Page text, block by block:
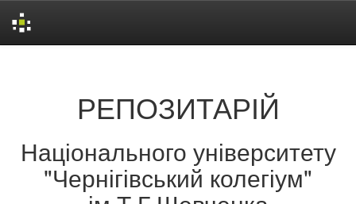
РЕПОЗИТАРІЙ
Національного університету
"Чернігівський колегіум"